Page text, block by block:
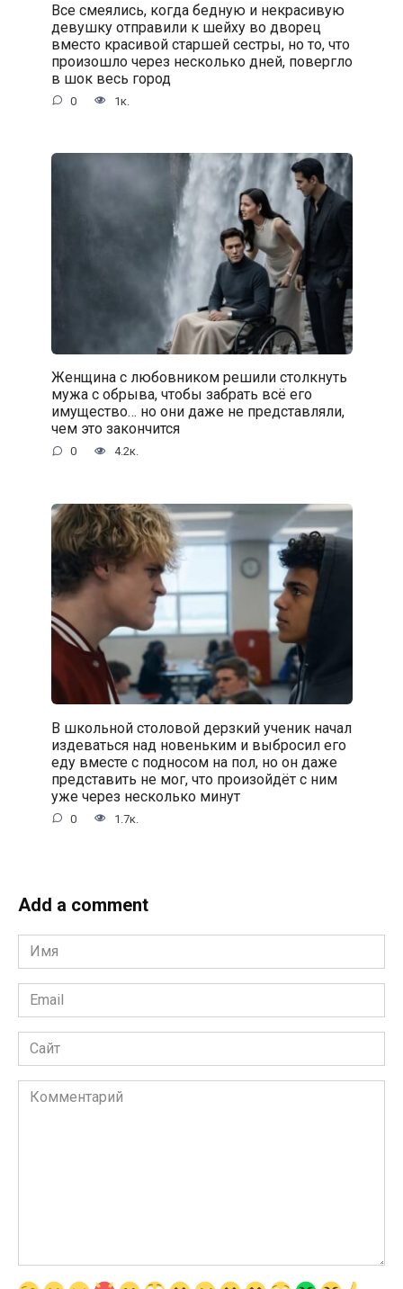
Все смеялись, когда бедную и некрасивую
девушку отправили к шейху во дворец
вместо красивой старшей сестры, но то, что
произошло через несколько дней, повергло
в шок весь город
0 1к.
Женщина с любовником решили столкнуть
мужа с обрыва, чтобы забрать всё его
имущество… но они даже не представляли,
чем это закончится
0 4.2к.
В школьной столовой дерзкий ученик начал
издеваться над новеньким и выбросил его
еду вместе с подносом на пол, но он даже
представить не мог, что произойдёт с ним
уже через несколько минут
0 1.7к.
Add a comment
Имя
*
Email
*
Сайт
Комментарий